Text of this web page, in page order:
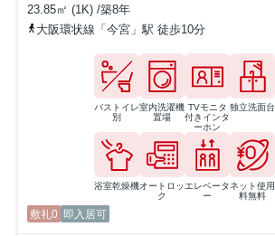
23.85㎡ (1K) /築8年
大阪環状線「今宮」駅 徒歩10分
バストイレ
別
室内洗濯機
置場
TVモニタ
付きインタ
ーホン
独立洗面台
浴室乾燥機オートロッ
ク
エレベータ
ー
ネット使用
料無料
敷礼0 即入居可